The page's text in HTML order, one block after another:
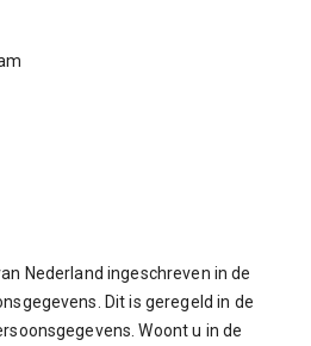
Nederland ingeschreven in de
Dit is geregeld in de
Woont u in de